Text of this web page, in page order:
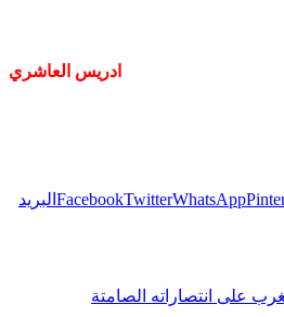
ادريس العاشري
FacebookTwitterWhatsApp
البريد
على انتصاراته الصامتة